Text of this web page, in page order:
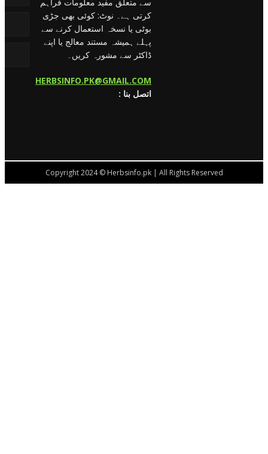
کرتی ہے۔ نوٹ: کوئی بھی جڑی
بوٹی یا نسخہ استعمال کرنے سے
پہلے ہمیشہ مستند معالج یا اپنے
ڈاکٹر سے مشورہ کریں۔
HERBSINFO.PK@GMAIL.COM
: اتصل بنا
Copyright 2024 © Herbsinfo.pk | All Rights Reserved